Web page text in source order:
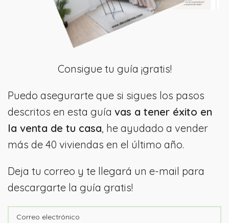
Consigue tu guía ¡gratis!
Puedo asegurarte que si sigues los pasos
descritos en esta guíavas a tener éxito en
la venta de tu casa, he ayudado a vender
más de 40 viviendas en el último año.
Deja tu correo y te llegará un e-mail para
descargarte la guía gratis!